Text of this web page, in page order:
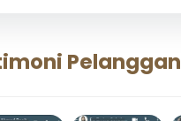
Pelanggan